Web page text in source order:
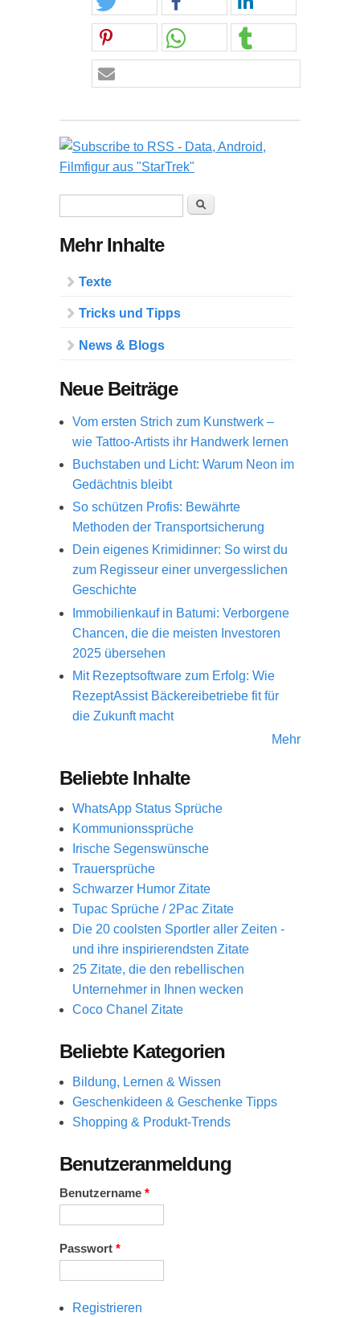
Suche
Mehr Inhalte
Texte
Tricks und Tipps
News & Blogs
Neue Beiträge
Vom ersten Strich zum Kunstwerk –
wie Tattoo-Artists ihr Handwerk lernen
Buchstaben und Licht: Warum Neon im
Gedächtnis bleibt
So schützen Profis: Bewährte
Methoden der Transportsicherung
Dein eigenes Krimidinner: So wirst du
zum Regisseur einer unvergesslichen
Geschichte
Immobilienkauf in Batumi: Verborgene
Chancen, die die meisten Investoren
2025 übersehen
Mit Rezeptsoftware zum Erfolg: Wie
RezeptAssist Bäckereibetriebe fit für
die Zukunft macht
Mehr
Beliebte Inhalte
WhatsApp Status Sprüche
Kommunionssprüche
Irische Segenswünsche
Trauersprüche
Schwarzer Humor Zitate
Tupac Sprüche / 2Pac Zitate
Die 20 coolsten Sportler aller Zeiten -
und ihre inspirierendsten Zitate
25 Zitate, die den rebellischen
Unternehmer in Ihnen wecken
Coco Chanel Zitate
Beliebte Kategorien
Bildung, Lernen & Wissen
Geschenkideen & Geschenke Tipps
Shopping & Produkt-Trends
Benutzeranmeldung
Benutzername *
Passwort *
Registrieren